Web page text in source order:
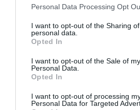
Personal Data Processing Opt
I want to opt-out of the Sharing
personal data.
Opted In
I want to opt-out of the Sale of my
Personal Data.
Opted In
I want to opt-out of processing
Personal Data for Targeted
apostilate. Procedura de
se poate face prin consulatele
, după cum ne-a precizat
Ambasadei României la Roma.
Miruna Căjvăneanu